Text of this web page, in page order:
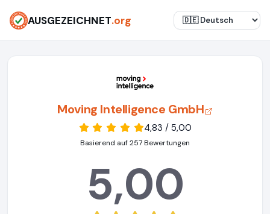
AUSGEZEICHNET.org
Moving Intelligence GmbH
4,83 / 5,00
Basierend auf 257 Bewertungen
5,00